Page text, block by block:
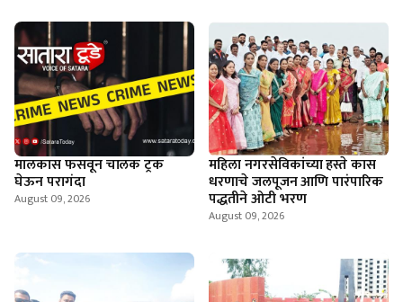
मालकास फसवून चालक ट्रक
घेऊन परागंदा
August 09, 2026
महिला नगरसेविकांच्या हस्ते कास
धरणाचे जलपूजन आणि पारंपारिक
पद्धतीने ओटी भरण
August 09, 2026